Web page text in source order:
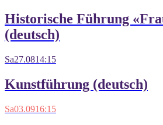
Historische Führung
(deutsch)
Sa27.0814:15
Kunstführung (deutsch)
Sa03.0916:15